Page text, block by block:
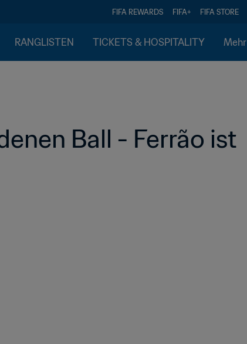
FIFA REWARDS FIFA+ FIFA STORE
RANGLISTEN TICKETS & HOSPITALITY Mehr
Ball - Ferrão ist